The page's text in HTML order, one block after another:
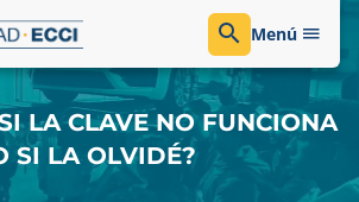
Menú
LA CLAVE NO FUNCIONA
SI LA OLVIDÉ?